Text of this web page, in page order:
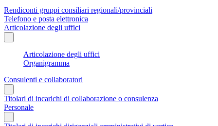
Rendiconti gruppi consiliari regionali/provinciali
Telefono e posta elettronica
Articolazione degli uffici
Articolazione degli uffici
Organigramma
Consulenti e collaboratori
Titolari di incarichi di collaborazione o consulenza
Personale